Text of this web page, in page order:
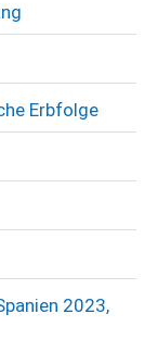
Erbfolge
2023,